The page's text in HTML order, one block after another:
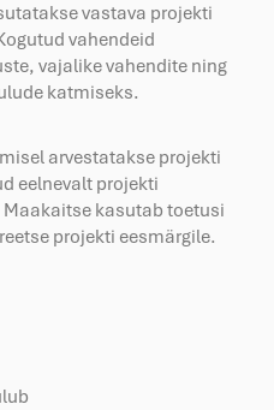
vastava projekti
vahendeid
vajalike vahendite ning
katmiseks.
arvestatakse projekti
eelnevalt projekti
kasutab toetusi
projekti eesmärgile.